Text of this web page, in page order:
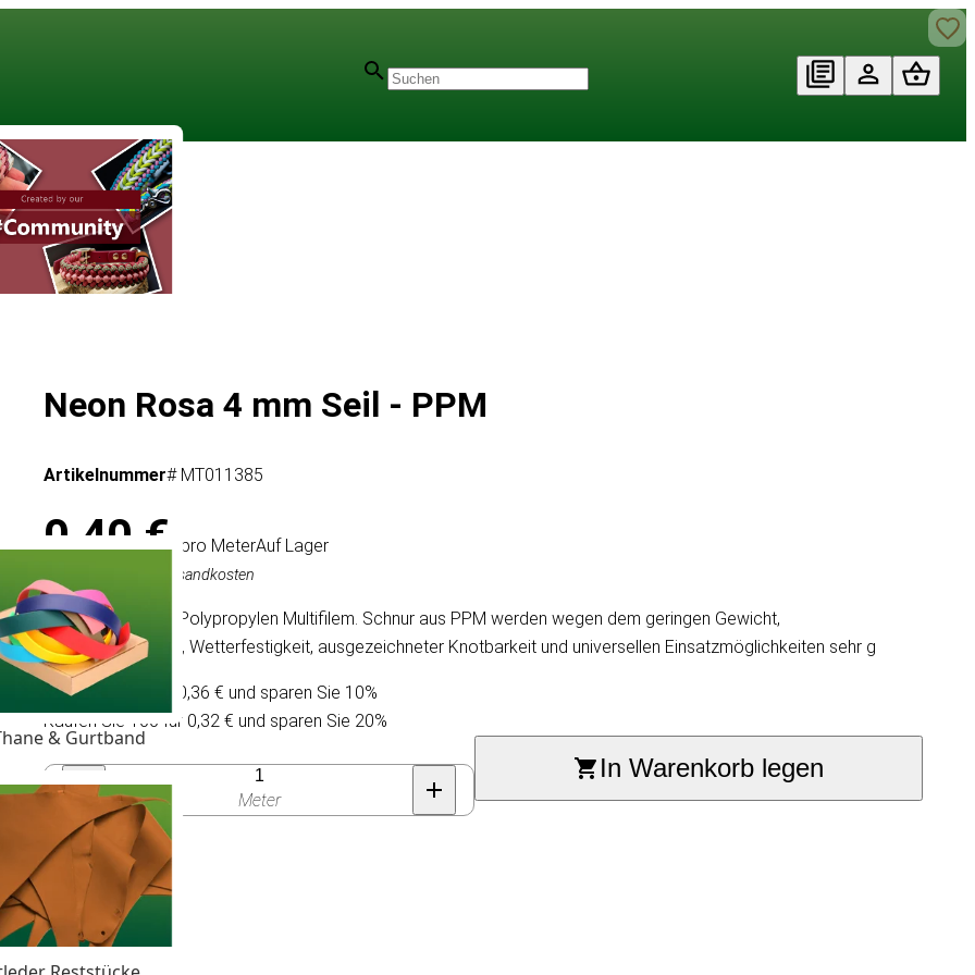
& Gurtband
Neon Rosa 4 mm Seil - PPM
Artikelnummer# MT011385
0,40 €/ pro MeterAuf Lager
Inkl. MwSt., exkl. Versandkosten
4 mm Schnur aus Polypropylen Multifilem. Schnur aus PPM werden wegen dem geringen Gewicht,
Schwimmfähigkeit, Wetterfestigkeit, ausgezeichneter Knotbarkeit und universellen Einsatzmöglichkeiten sehr g
Kaufen Sie 30 für 0,36 € und sparen Sie 10%
Kaufen Sie 100 für 0,32 € und sparen Sie 20%
Anzahl
Meter
In Warenkorb legen
mm